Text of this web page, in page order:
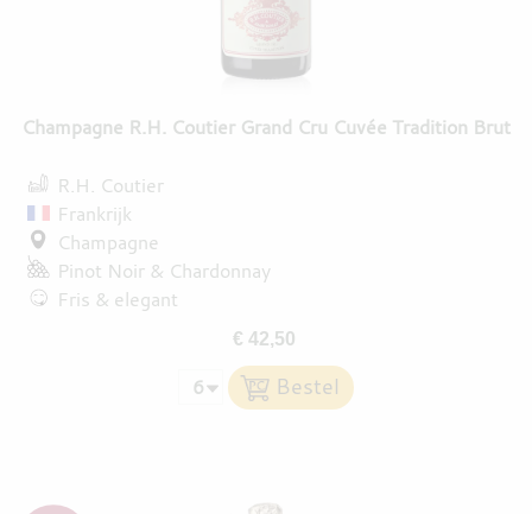
Champagne R.H. Coutier Grand Cru Cuvée Tradition Brut
R.H. Coutier
Frankrijk
Champagne
Pinot Noir
Chardonnay
Fris & elegant
€ 42,50